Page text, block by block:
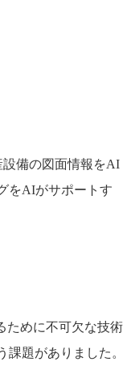
備の図面情報をAI
をAIがサポートす
ために不可欠な技術
題がありました。